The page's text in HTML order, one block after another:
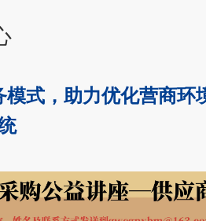
模式，助力优化营商环